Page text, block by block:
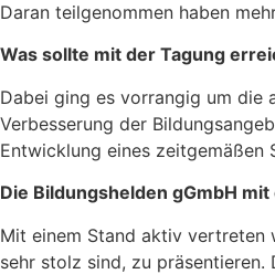
Daran teilgenommen haben
Was sollte mit der Tagung
Dabei ging es vorrangig um die
Verbesserung der
Entwicklung eines zeitgemäßen
Die Bildungshelden gGmbH
Mit einem Stand aktiv vertreten
sehr stolz sind, zu